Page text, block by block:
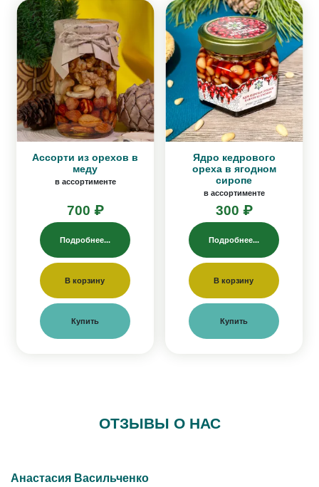
Ассорти из орехов в
меду
в ассортименте
700 ₽
Подробнее...
В корзину
Купить
Ядро кедрового
ореха в ягодном
сиропе
в ассортименте
300 ₽
Подробнее...
В корзину
Купить
ОТЗЫВЫ О НАС
Анастасия Васильченко